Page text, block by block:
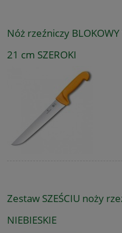
Nóż rzeźniczy
21 cm SZEROKI
Zestaw SZEŚCIU noży
NIEBIESKIE